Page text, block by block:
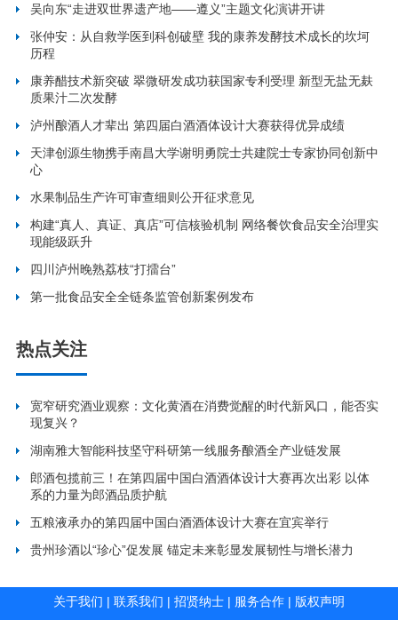
吴向东“走进双世界遗产地——遵义”主题文化演讲开讲
张仲安：从自救学医到科创破壁 我的康养发酵技术成长的坎坷
历程
康养醋技术新突破 翠微研发成功获国家专利受理 新型无盐无麸
质果汁二次发酵
泸州酿酒人才辈出 第四届白酒酒体设计大赛获得优异成绩
天津创源生物携手南昌大学谢明勇院士共建院士专家协同创新中
心
水果制品生产许可审查细则公开征求意见
构建“真人、真证、真店”可信核验机制 网络餐饮食品安全治理实
现能级跃升
四川泸州晚熟荔枝“打擂台”
第一批食品安全全链条监管创新案例发布
热点关注
宽窄研究酒业观察：文化黄酒在消费觉醒的时代新风口，能否实
现复兴？
湖南雅大智能科技坚守科研第一线服务酿酒全产业链发展
郎酒包揽前三！在第四届中国白酒酒体设计大赛再次出彩 以体
系的力量为郎酒品质护航
五粮液承办的第四届中国白酒酒体设计大赛在宜宾举行
贵州珍酒以“珍心”促发展 锚定未来彰显发展韧性与增长潜力
关于我们 | 联系我们 | 招贤纳士 | 服务合作 | 版权声明